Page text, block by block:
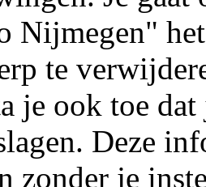
Nijmegen"
te
je ook toe
Deze
zonder je